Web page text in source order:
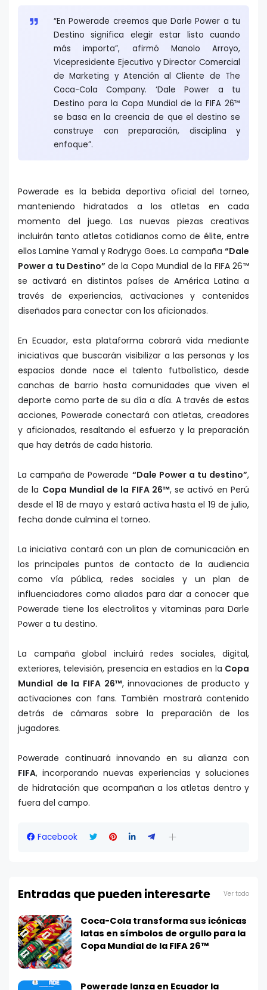
“En Powerade creemos que Darle Power a tu
Destino significa elegir estar listo cuando
más importa”, afirmó Manolo Arroyo,
Vicepresidente Ejecutivo y Director Comercial
de Marketing y Atención al Cliente de The
Coca-Cola Company. ‘Dale Power a tu
Destino para la Copa Mundial de la FIFA 26™
se basa en la creencia de que el destino se
construye con preparación, disciplina y
enfoque”.
Powerade es la bebida deportiva oficial del torneo,
manteniendo hidratados a los atletas en cada
momento del juego. Las nuevas piezas creativas
incluirán tanto atletas cotidianos como de élite, entre
ellos Lamine Yamal y Rodrygo Goes. La campaña “Dale
Power a tu Destino” de la Copa Mundial de la FIFA 26™
se activará en distintos países de América Latina a
través de experiencias, activaciones y contenidos
diseñados para conectar con los aficionados.
En Ecuador, esta plataforma cobrará vida mediante
iniciativas que buscarán visibilizar a las personas y los
espacios donde nace el talento futbolístico, desde
canchas de barrio hasta comunidades que viven el
deporte como parte de su día a día. A través de estas
acciones, Powerade conectará con atletas, creadores
y aficionados, resaltando el esfuerzo y la preparación
que hay detrás de cada historia.
La campaña de Powerade “Dale Power a tu destino”,
de la Copa Mundial de la FIFA 26™, se activó en Perú
desde el 18 de mayo y estará activa hasta el 19 de julio,
fecha donde culmina el torneo.
La iniciativa contará con un plan de comunicación en
los principales puntos de contacto de la audiencia
como vía pública, redes sociales y un plan de
influenciadores como aliados para dar a conocer que
Powerade tiene los electrolitos y vitaminas para Darle
Power a tu destino.
La campaña global incluirá redes sociales, digital,
exteriores, televisión, presencia en estadios en la Copa
Mundial de la FIFA 26™, innovaciones de producto y
activaciones con fans. También mostrará contenido
detrás de cámaras sobre la preparación de los
jugadores.
Powerade continuará innovando en su alianza con
FIFA, incorporando nuevas experiencias y soluciones
de hidratación que acompañan a los atletas dentro y
fuera del campo.
Facebook
Entradas que pueden interesarte Ver todo
Coca-Cola transforma sus icónicas
latas en símbolos de orgullo para la
Copa Mundial de la FIFA 26™
Powerade lanza en Ecuador la